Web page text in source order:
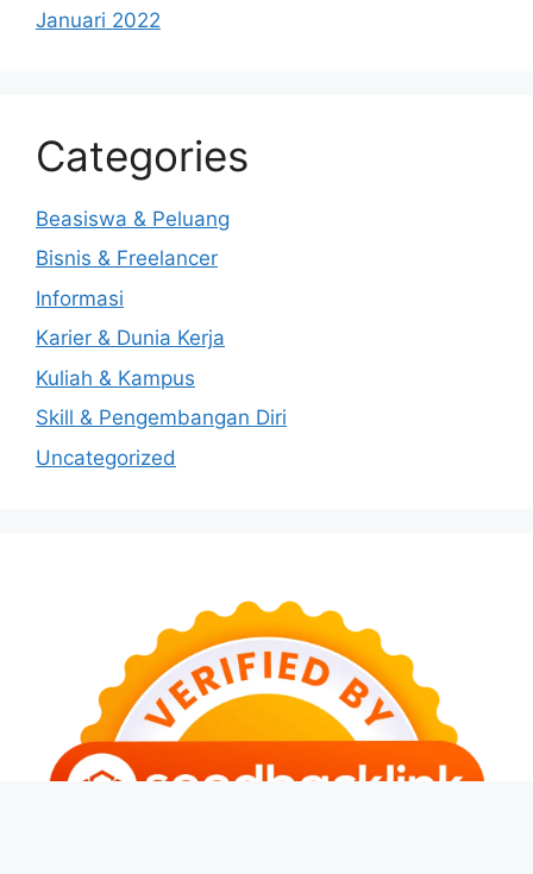
Januari 2022
Categories
Beasiswa & Peluang
Bisnis & Freelancer
Informasi
Karier & Dunia Kerja
Kuliah & Kampus
Skill & Pengembangan Diri
Uncategorized